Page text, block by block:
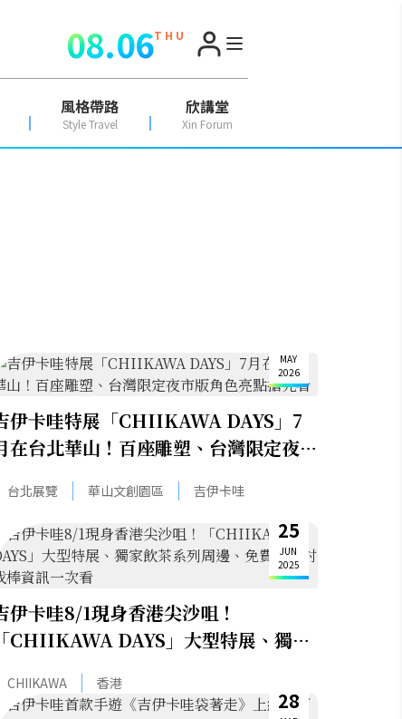
08.06T H U
風格帶路
Style Travel
欣講堂
Xin Forum
MAY
2026
伊卡哇特展「CHIIKAWA DAYS」7
在台北華山！百座雕塑、台灣限定夜市
角色亮點搶先看
台北展覽 華山文創園區 吉伊卡哇
25
JUN
2025
伊卡哇8/1現身香港尖沙咀！
「CHIIKAWA DAYS」大型特展、獨家
茶系列周邊、免費贈送討伐棒資訊一次
CHIIKAWA 香港
28